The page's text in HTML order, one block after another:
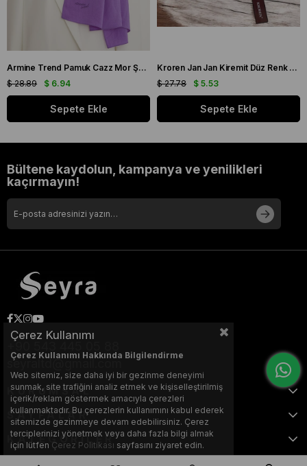
Armine Trend Pamuk Cazz Mor Şal 21210
$ 6.94
$ 28.89
Sepete Ekle
Kroren Jan Jan Kiremit Düz Renk Şal 7301-85
$ 5.53
$ 27.78
Sepete Ekle
Bültene kaydolun, kampanya ve yenilikleri
kaçırmayın!
seyraltd@gmail.com
KURUMSAL
SAYFALAR
KATEGORİLER
Çerez Kullanımı
Çerez Kullanımı Hakkında Bilgilendirme
Web sitemiz, size daha iyi bir gezinme deneyimi
sunmak, site trafiğini analiz etmek ve kişiselleştirilmiş
içerik/reklam göstermek amacıyla çerezleri
kullanmaktadır. Bu çerezlerin kullanımını kabul ederek
sitemizde gezinmeye devam edebilirsiniz. Çerez
terciplerinizi yönetmek veya daha fazla bilgi almak
için lütfen Çerez Politikası sayfasını ziyaret edin.